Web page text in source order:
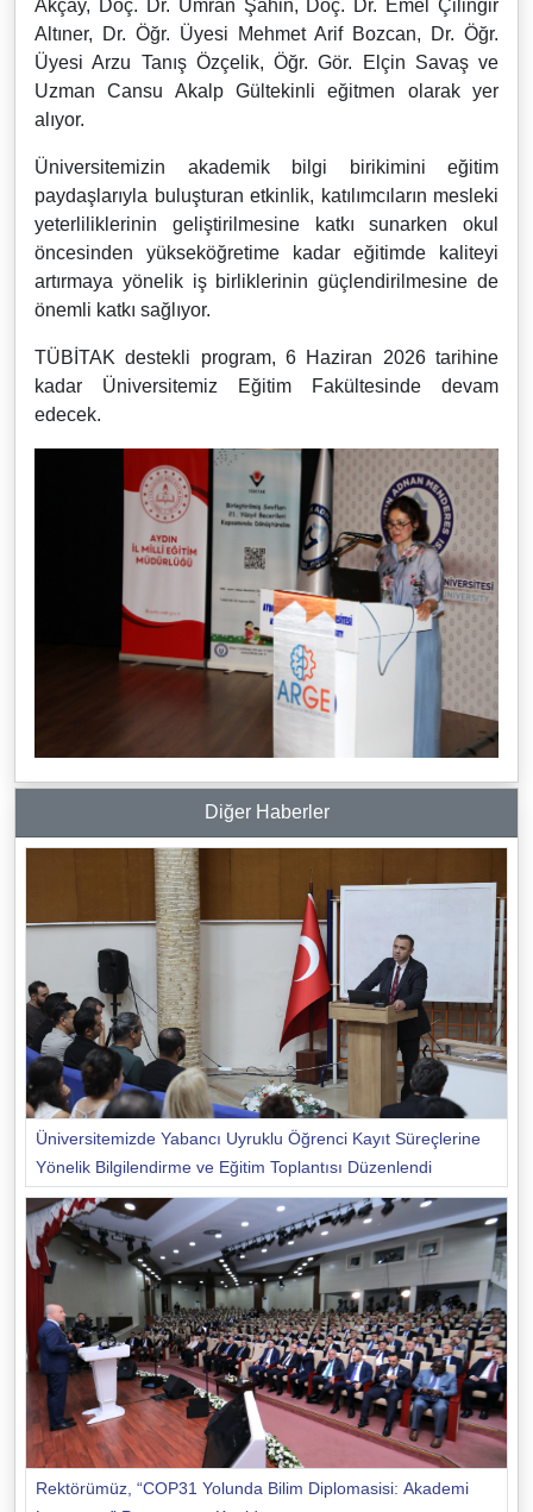
Akçay, Doç. Dr. Ümran Şahin, Doç. Dr. Emel Çilingir
Altıner, Dr. Öğr. Üyesi Mehmet Arif Bozcan, Dr. Öğr.
Üyesi Arzu Tanış Özçelik, Öğr. Gör. Elçin Savaş ve
Uzman Cansu Akalp Gültekinli eğitmen olarak yer
alıyor.
Üniversitemizin akademik bilgi birikimini eğitim
paydaşlarıyla buluşturan etkinlik, katılımcıların mesleki
yeterliliklerinin geliştirilmesine katkı sunarken okul
öncesinden yükseköğretime kadar eğitimde kaliteyi
artırmaya yönelik iş birliklerinin güçlendirilmesine de
önemli katkı sağlıyor.
TÜBİTAK destekli program, 6 Haziran 2026 tarihine
kadar Üniversitemiz Eğitim Fakültesinde devam
edecek.
Diğer Haberler
Üniversitemizde Yabancı Uyruklu Öğrenci Kayıt Süreçlerine
Yönelik Bilgilendirme ve Eğitim Toplantısı Düzenlendi
Rektörümüz, “COP31 Yolunda Bilim Diplomasisi: Akademi